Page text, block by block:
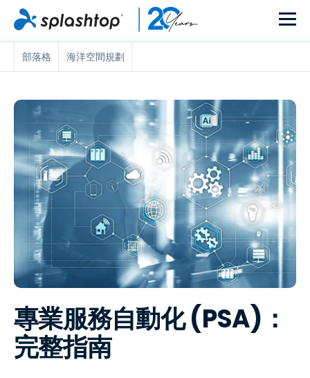
部落格 海洋空間規劃
專業服務自動化 (PSA)：
完整指南